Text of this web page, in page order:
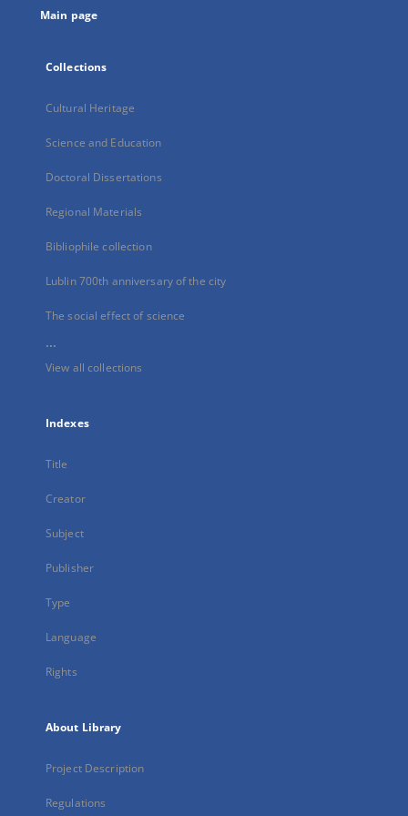
Main page
Collections
Cultural Heritage
Science and Education
Doctoral Dissertations
Regional Materials
Bibliophile collection
Lublin 700th anniversary of the city
The social effect of science
...
View all collections
Indexes
Title
Creator
Subject
Publisher
Type
Language
Rights
About Library
Project Description
Regulations